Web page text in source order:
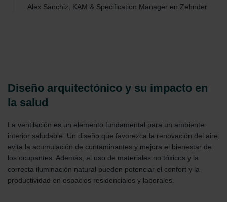
Alex Sanchiz, KAM & Specification Manager en Zehnder
Diseño arquitectónico y su impacto en
la salud
La ventilación es un elemento fundamental para un ambiente
interior saludable. Un diseño que favorezca la renovación del aire
evita la acumulación de contaminantes y mejora el bienestar de
los ocupantes. Además, el uso de materiales no tóxicos y la
correcta iluminación natural pueden potenciar el confort y la
productividad en espacios residenciales y laborales.